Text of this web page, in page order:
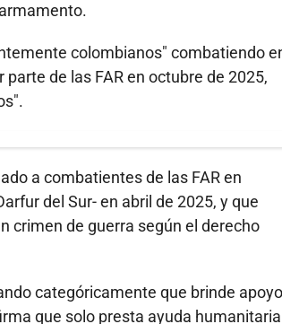
colombianos" combatiendo
de las FAR en octubre de 2025,
a combatientes de las FAR en
del Sur- en abril de 2025, y que
crimen de guerra según el derecho
categóricamente que brinde
que solo presta ayuda